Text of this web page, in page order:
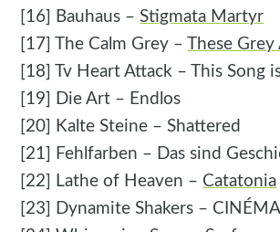
[16] Bauhaus –Stigmata Martyr
[17] The Calm Grey –
These
[18] Tv Heart Attack – This Song
[19] Die Art – Endlos
[20] Kalte Steine – Shattered
[21] Fehlfarben – Das sind
[22] Lathe of Heaven – Catatonia
[23] Dynamite Shakers – CINÉMA